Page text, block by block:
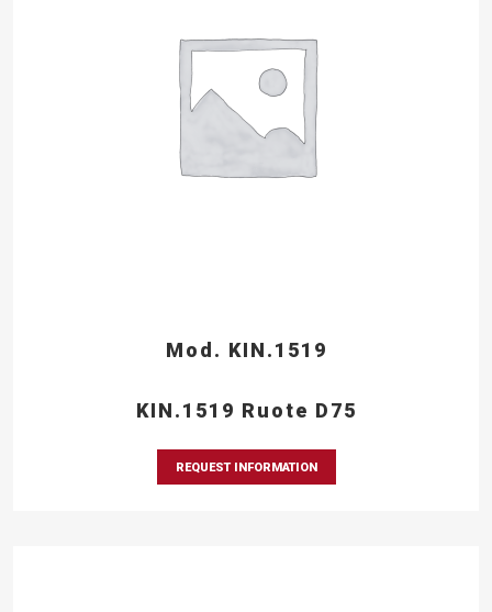
Mod. KIN.1519
KIN.1519 Ruote D75
REQUEST INFORMATION